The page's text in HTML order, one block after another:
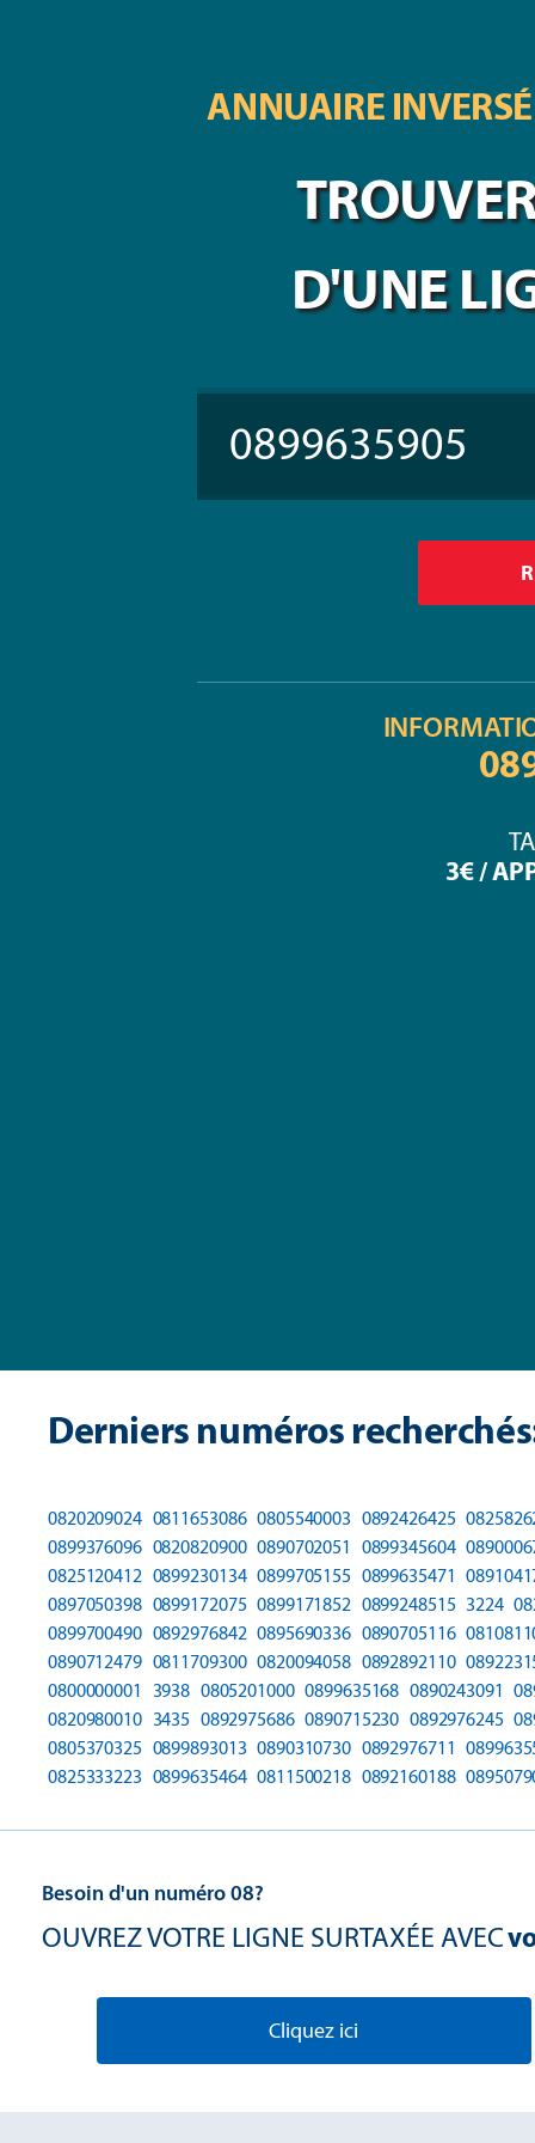
ANNUAIRE
D'UNE
3€ /
Derniers numéros
0820209024 0811653086 0805540003 0892426425
0899376096 0820820900 0890702051 0899345604
0825120412 0899230134 0899705155 0899635471
0897050398 0899172075 0899171852 0899248515 3224
0899700490 0892976842 0895690336 0890705116
0890712479 0811709300 0820094058 0892892110
0800000001 3938 0805201000 0899635168 0890243091
0820980010 3435 0892975686 0890715230 0892976245
0805370325 0899893013 0890310730 0892976711
0825333223 0899635464 0811500218 0892160188
Besoin d'un numéro 08?
OUVREZ VOTRE LIGNE SURTAXÉE AVEC
Cliquez ici